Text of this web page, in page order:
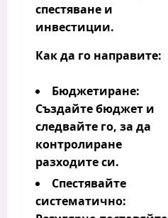
спестяване и
инвестиции.
Как да го направите:
Бюджетиране:
Създайте бюджет и
следвайте го, за да
контролиране
разходите си.
Спестявайте
систематично: